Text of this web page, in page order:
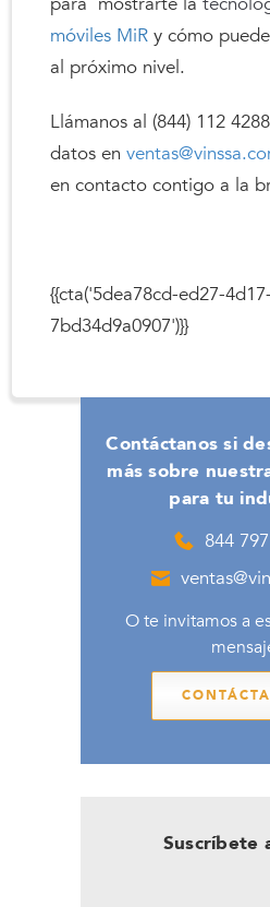
móviles MiR y cómo
al próximo nivel.
Llámanos al (844) 112
datos en
en contacto contigo a la
{{cta('5dea78cd-ed27-
7bd34d9a0907')}}
Contáctanos si
más sobre
para tu
844
O te invitamos a
Suscríbete